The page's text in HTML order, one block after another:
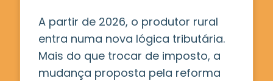
A partir de 2026, o produtor rural
entra numa nova lógica tributária.
Mais do que trocar de imposto, a
mudança proposta pela reforma